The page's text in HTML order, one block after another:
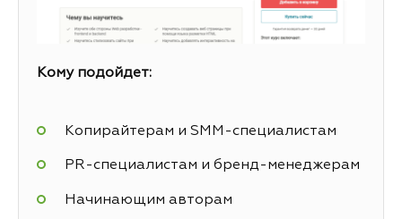
Кому подойдет:
Копирайтерам и SMM-специалистам
PR-специалистам и бренд-менеджерам
Начинающим авторам